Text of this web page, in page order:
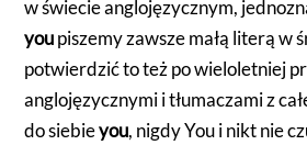
w świecie anglojęzycznym,
youpiszemy zawsze małą literą w
potwierdzić to też po wieloletniej
anglojęzycznymi i tłumaczami z
do siebieyou, nigdy You i nikt nie